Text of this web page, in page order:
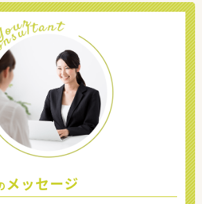
メッセージ